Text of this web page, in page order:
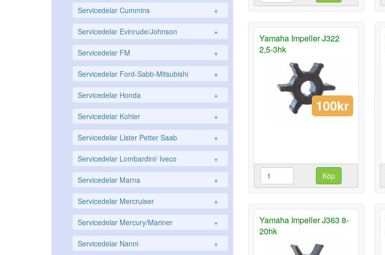
Servicedelar Cummins +
Servicedelar Evinrude/Johnson +
Servicedelar FM +
Servicedelar Ford-Sabb-Mitsubishi +
Servicedelar Honda +
Servicedelar Kohler +
Servicedelar Lister Petter Saab +
Servicedelar Lombardini/ Iveco +
Servicedelar Marna +
Servicedelar Mercruiser +
Servicedelar Mercury/Mariner +
Servicedelar Nanni +
Yamaha Impeller J322
2,5-3hk
100kr
Köp
Yamaha Impeller J363 8-
20hk